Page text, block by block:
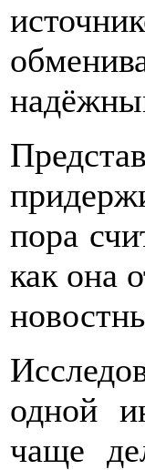
пора
как она
одной
чаще